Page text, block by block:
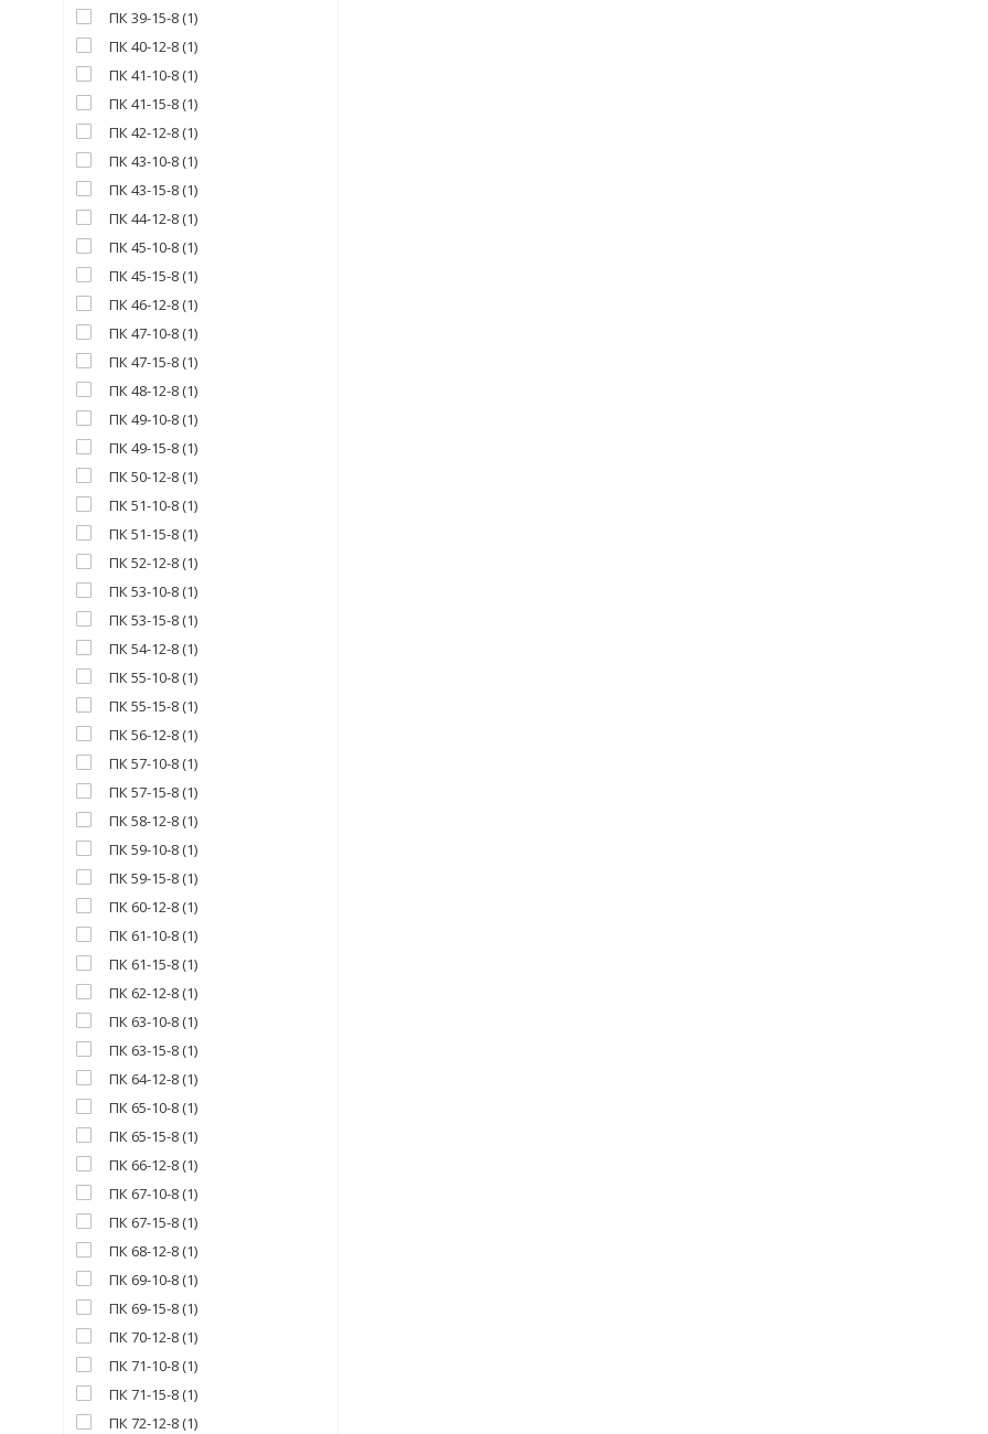
ПК 39-15-8 (1)
ПК 40-12-8 (1)
ПК 41-10-8 (1)
ПК 41-15-8 (1)
ПК 42-12-8 (1)
ПК 43-10-8 (1)
ПК 43-15-8 (1)
ПК 44-12-8 (1)
ПК 45-10-8 (1)
ПК 45-15-8 (1)
ПК 46-12-8 (1)
ПК 47-10-8 (1)
ПК 47-15-8 (1)
ПК 48-12-8 (1)
ПК 49-10-8 (1)
ПК 49-15-8 (1)
ПК 50-12-8 (1)
ПК 51-10-8 (1)
ПК 51-15-8 (1)
ПК 52-12-8 (1)
ПК 53-10-8 (1)
ПК 53-15-8 (1)
ПК 54-12-8 (1)
ПК 55-10-8 (1)
ПК 55-15-8 (1)
ПК 56-12-8 (1)
ПК 57-10-8 (1)
ПК 57-15-8 (1)
ПК 58-12-8 (1)
ПК 59-10-8 (1)
ПК 59-15-8 (1)
ПК 60-12-8 (1)
ПК 61-10-8 (1)
ПК 61-15-8 (1)
ПК 62-12-8 (1)
ПК 63-10-8 (1)
ПК 63-15-8 (1)
ПК 64-12-8 (1)
ПК 65-10-8 (1)
ПК 65-15-8 (1)
ПК 66-12-8 (1)
ПК 67-10-8 (1)
ПК 67-15-8 (1)
ПК 68-12-8 (1)
ПК 69-10-8 (1)
ПК 69-15-8 (1)
ПК 70-12-8 (1)
ПК 71-10-8 (1)
ПК 71-15-8 (1)
ПК 72-12-8 (1)